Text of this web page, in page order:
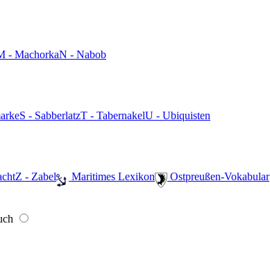
- MachorkaN - Nabob
S - SabberlatzT - TabernakelU - Ubiquisten
Z - Zabel ️ Maritimes Lexikon ️ Ostpreußen-Vokabular